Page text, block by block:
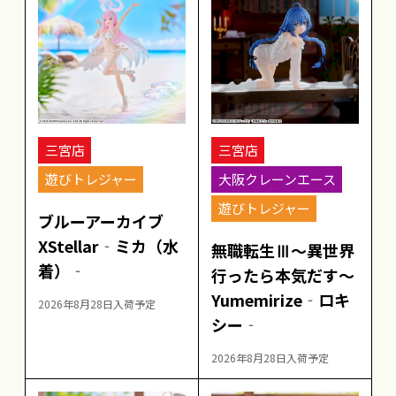
三宮店
遊びトレジャー
ブルーアーカイブ
XStellar‐ミカ（水
着）‐
2026年8月28日入荷予定
三宮店
大阪クレーンエース
遊びトレジャー
無職転生Ⅲ～異世界
行ったら本気だす～
Yumemirize‐ロキ
シー‐
2026年8月28日入荷予定